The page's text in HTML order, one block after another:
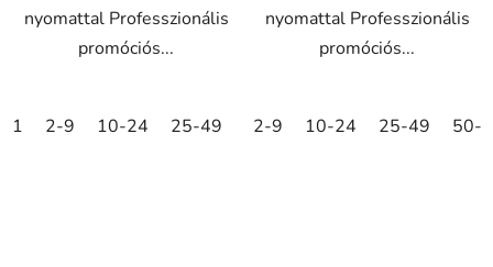
nyomattal Professzionális
promóciós...
1 2-9 10-24 25-49 50-99 100-249 250-499
nyomattal Professzionális
promóciós...
2-9 10-24 25-49 50-